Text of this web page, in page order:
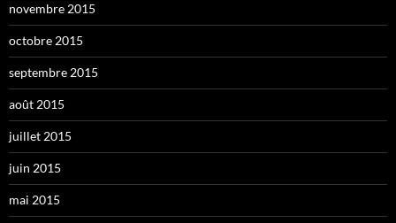
novembre 2015
octobre 2015
septembre 2015
août 2015
juillet 2015
juin 2015
mai 2015